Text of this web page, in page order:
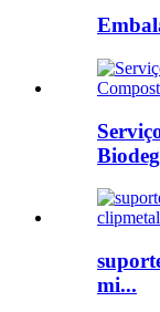
mi...